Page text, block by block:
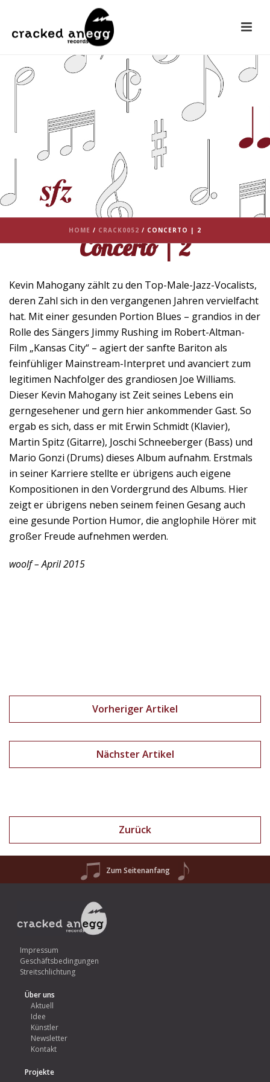
HOME / CRACK0052 / CONCERTO | 2
Concerto | 2
Kevin Mahogany zählt zu den Top-Male-Jazz-Vocalists,
deren Zahl sich in den vergangenen Jahren vervielfacht
hat. Mit einer gesunden Portion Blues – grandios in der
Rolle des Sängers Jimmy Rushing im Robert-Altman-
Film „Kansas City“ – agiert der sanfte Bariton als
feinfühliger Mainstream-Interpret und avanciert zum
legitimen Nachfolger des grandiosen Joe Williams.
Dieser Kevin Mahogany ist Zeit seines Lebens ein
gerngesehener und gern hier ankommender Gast. So
ergab es sich, dass er mit Erwin Schmidt (Klavier),
Martin Spitz (Gitarre), Joschi Schneeberger (Bass) und
Mario Gonzi (Drums) dieses Album aufnahm. Erstmals
in seiner Karriere stellte er übrigens auch eigene
Kompositionen in den Vordergrund des Albums. Hier
zeigt er übrigens neben seinem feinen Gesang auch
eine gesunde Portion Humor, die anglophile Hörer mit
großer Freude aufnehmen werden.
woolf – April 2015
Vorheriger Artikel
Nächster Artikel
Zurück
Zum Seitenanfang
Impressum
Geschäftsbedingungen
Streitschlichtung
Über uns
Aktuell
Idee
Künstler
Newsletter
Kontakt
Projekte